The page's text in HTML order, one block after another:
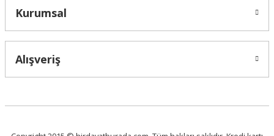
Kurumsal
Alışveriş